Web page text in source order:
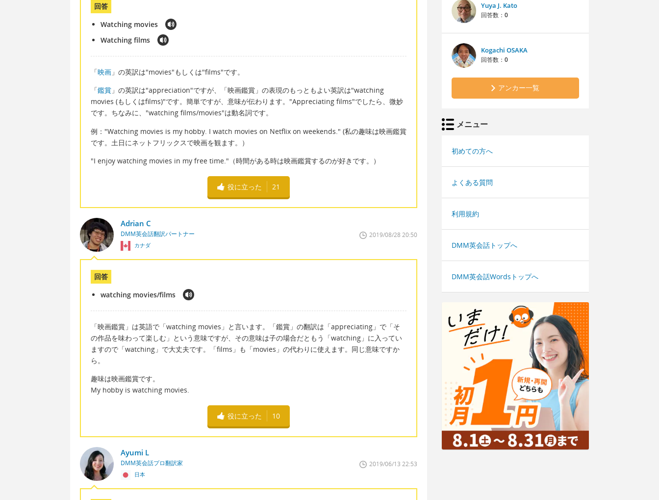
回答
Watching movies
Watching films
「映画 」の英訳は"movies"もしくは"films"です。
「鑑賞 」の英訳は"appreciation"ですが、「映画鑑賞」の表現のもっともよい英訳は"watching
movies (もしくはfilms)"です。簡単ですが、意味が伝わります。"Appreciating films"でしたら、微妙
です。ちなみに、"watching films/movies"は動名詞です。
例："Watching movies is my hobby. I watch movies on Netflix on weekends." (私の趣味は映画鑑賞
です。土日にネットフリックスで映画を観ます。）
"I enjoy watching movies in my free time."（時間がある時は映画鑑賞するのが好きです。）
役に立った 21
Adrian C
DMM英会話翻訳パートナー
カナダ
2019/08/28 20:50
回答
watching movies/films
「映画鑑賞」は英語で「watching movies」と言います。「鑑賞」の翻訳は「appreciating」で「そ
の作品を味わって楽しむ」という意味ですが、その意味は子の場合だともう「watching」に入ってい
ますので「watching」で大丈夫です。「films」も「movies」の代わりに使えます。同じ意味ですか
ら。
趣味は映画鑑賞です。
My hobby is watching movies.
役に立った 10
Ayumi L
DMM英会話プロ翻訳家
日本
2019/06/13 22:53
Yuya J. Kato
回答数： 0
Kogachi OSAKA
回答数： 0
アンカー一覧
メニュー
初めての方へ
よくある質問
利用規約
DMM英会話トップへ
DMM英会話Wordsトップへ